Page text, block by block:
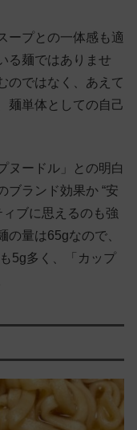
ープとの一体感も適
る麺ではありませ
のではなく、あえて
麺単体としての自己
ヌードル」との明白
ブランド効果か “安
ブに思えるのも強
の量は65gなので、
5g多く、「カップ